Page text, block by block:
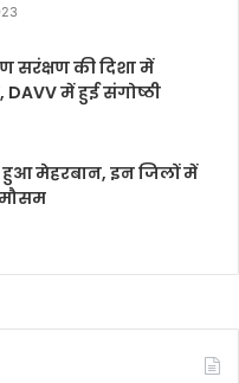
सरंक्षण की दिशा में
में हुई संगोष्ठी
मेहरबान, इन जिलों में